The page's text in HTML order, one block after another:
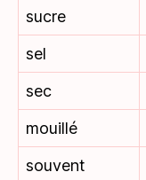
sucre
sel
sec
mouillé
souvent